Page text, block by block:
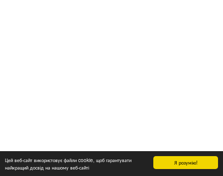
Я розумію!
Цей веб-сайт використовує файли cookie, щоб гарантувати
найкращий досвід на нашому веб-сайті